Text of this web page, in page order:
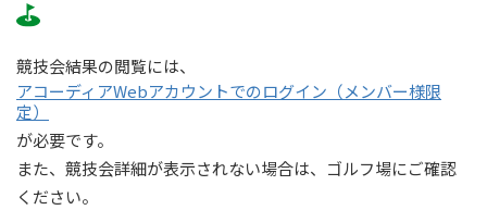
競技会結果の閲覧には、
アコーディアWebアカウントでのログイン（メンバー様限
定）
が必要です。
また、競技会詳細が表示されない場合は、ゴルフ場にご確認
ください。